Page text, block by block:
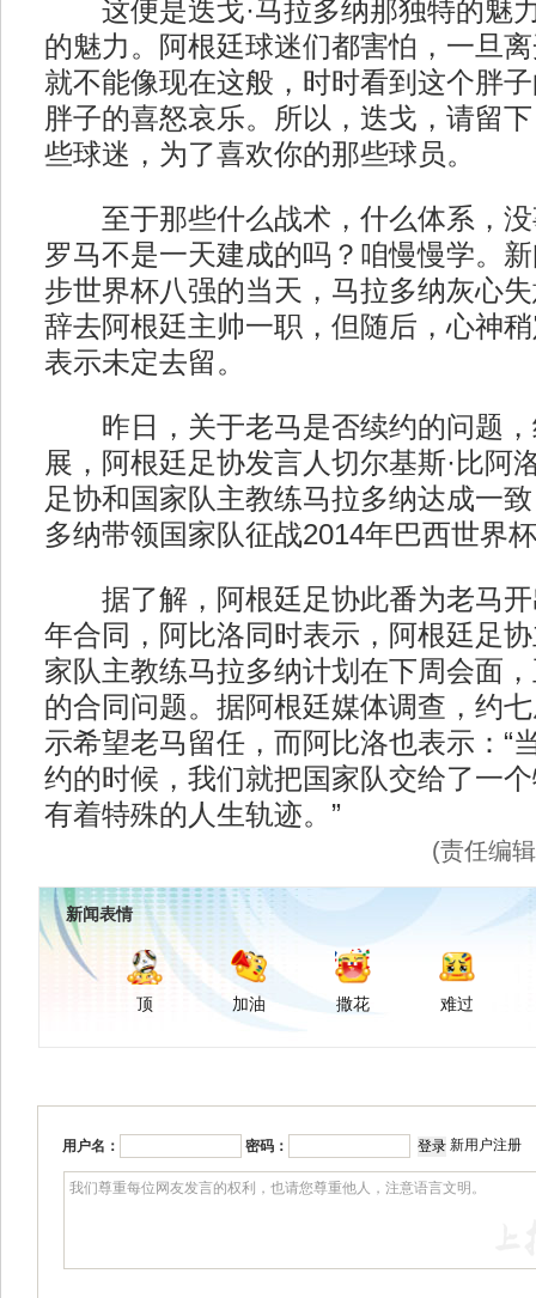
这便是迭戈·马拉多纳那独特的魅
的魅力。阿根廷球迷们都害怕，一旦
就不能像现在这般，时时看到这个胖
胖子的喜怒哀乐。所以，迭戈，请留
些球迷，为了喜欢你的那些球员。
至于那些什么战术，什么体系，没
罗马不是一天建成的吗？咱慢慢学。
步世界杯八强的当天，马拉多纳灰心
辞去阿根廷主帅一职，但随后，心神
表示未定去留。
昨日，关于老马是否续约的问题，
展，阿根廷足协发言人切尔基斯·比阿
足协和国家队主教练马拉多纳达成一
多纳带领国家队征战2014年巴西世界
据了解，阿根廷足协此番为老马开
年合同，阿比洛同时表示，阿根廷足
家队主教练马拉多纳计划在下周会面
的合同问题。据阿根廷媒体调查，约
示希望老马留任，而阿比洛也表示：“
约的时候，我们就把国家队交给了一
有着特殊的人生轨迹。”
(责任编
新闻表情
顶 加油 撒花 难过
用户名： 密码： 新用户注册